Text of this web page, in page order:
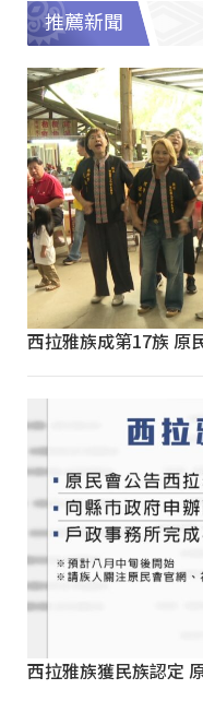
推薦新聞
西拉雅族成第17族 原
西拉雅族獲民族認定